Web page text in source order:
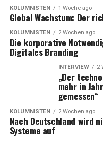
KOLUMNISTEN 1 Woche ago
Global Wachstum: Der
KOLUMNISTEN 2 Wochen ago
Die korporative
Digitales Branding
INTERVIEW 2
„Der
mehr in
gemessen“
KOLUMNISTEN 2 Wochen ago
Nach Deutschland wird
Systeme auf